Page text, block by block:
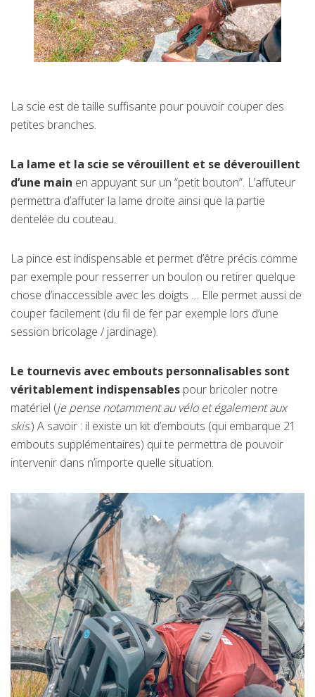
La scie est de taille suffisante pour pouvoir couper des
petites branches.
La lame et la scie se vérouillent et se déverouillent
d’une main en appuyant sur un “petit bouton”. L’affuteur
permettra d’affuter la lame droite ainsi que la partie
dentelée du couteau.
La pince est indispensable et permet d’être précis comme
par exemple pour resserrer un boulon ou retirer quelque
chose d’inaccessible avec les doigts … Elle permet aussi de
couper facilement (du fil de fer par exemple lors d’une
session bricolage / jardinage).
Le tournevis avec embouts personnalisables sont
véritablement indispensables pour bricoler notre
matériel (je pense notamment au vélo et également aux
skis.) A savoir : il existe un kit d’embouts (qui embarque 21
embouts supplémentaires) qui te permettra de pouvoir
intervenir dans n’importe quelle situation.